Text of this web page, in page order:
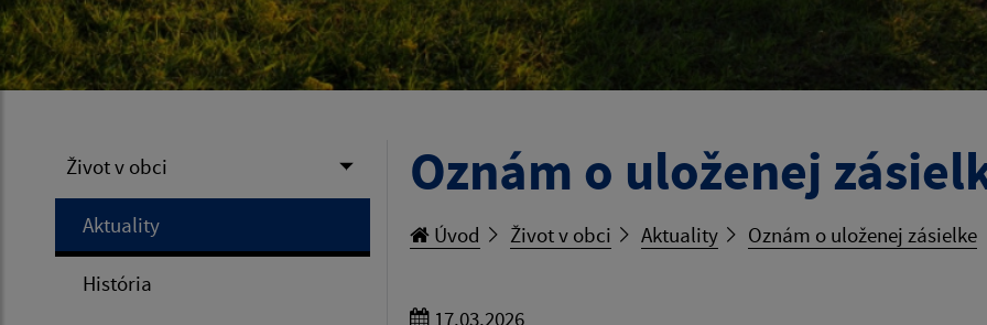
Život v obci
Aktuality
História
Oznám o uloženej
Úvod Život v obci Aktuality Oznám o uloženej zásielke
17.03.2026